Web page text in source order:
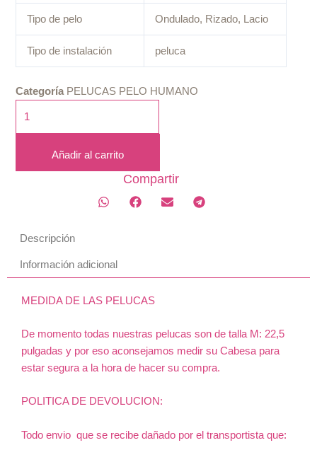
Tipo de pelo Ondulado, Rizado, Lacio
Tipo de instalación peluca
Categoría PELUCAS PELO HUMANO
(60cm)
densidad/
13x4,
Pelucas
Mujer
Pelo
Humano
Color
#27/613
Añadir al carrito
Compartir
Descripción
Información adicional
MEDIDA DE LAS PELUCAS
De momento todas nuestras pelucas son de talla M: 22,5
pulgadas y por eso aconsejamos medir su Cabesa para
estar segura a la hora de hacer su compra.
POLITICA DE DEVOLUCION:
Todo envio que se recibe dañado por el transportista que: